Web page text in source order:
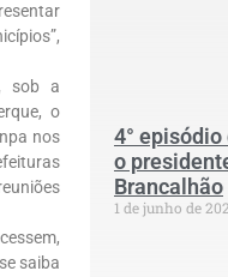
sob a
o
nos
saiba
4°
o
Brancalhão
1 de junho de